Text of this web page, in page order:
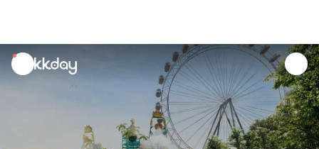
unread
notifications